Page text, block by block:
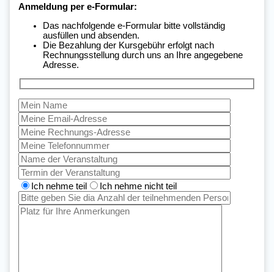
Anmeldung per e-Formular:
Das nachfolgende e-Formular bitte vollständig
ausfüllen und absenden.
Die Bezahlung der Kursgebühr erfolgt nach
Rechnungsstellung durch uns an Ihre angegebene
Adresse.
Ich nehme teil Ich nehme nicht teil